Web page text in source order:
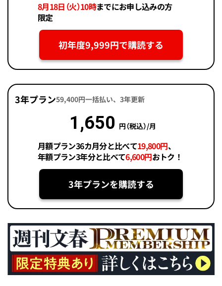
8月18日（火）10時までにお申し込みの方
限定
初年度9,999円で購読する
3年プラン59,400円一括払い、3年更新
1,650 円（税込）/月
月額プラン36カ月分と比べて19,800円、
年額プラン3年分と比べて6,600円おトク！
3年プランを購読する